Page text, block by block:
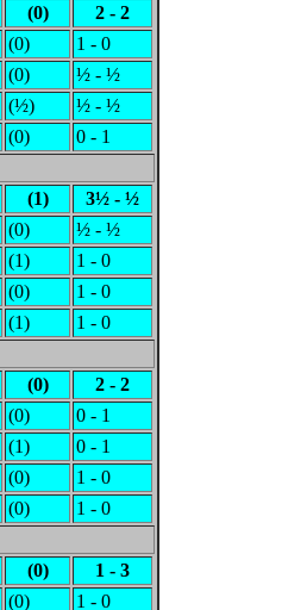
(0)
2 - 2
(0)
1 - 0
(0)
½ - ½
(½)
½ - ½
(0) 0 - 1
(1)
3½ - ½
(0)
½ - ½
(1)
1 - 0
(0)
1 - 0
(1) 1 - 0
(0)
2 - 2
(0)
0 - 1
(1)
0 - 1
(0)
1 - 0
(0) 1 - 0
(0)
1 - 3
(0) 1 - 0